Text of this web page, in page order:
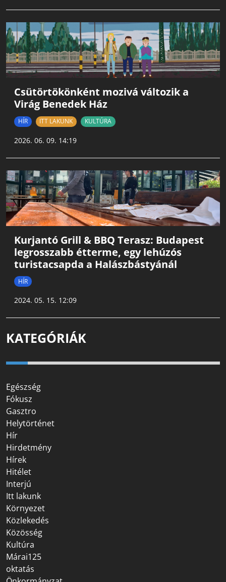
Csütörtökönként mozivá változik a
Virág Benedek Ház
HÍR ITT LAKUNK KULTÚRA
2026. 06. 09. 14:19
Kurjantó Grill & BBQ Terasz: Budapest
legrosszabb étterme, egy lehúzós
turistacsapda a Halászbástyánál
HÍR
2024. 05. 15. 12:09
KATEGÓRIÁK
Egészség
Fókusz
Gasztro
Helytörténet
Hír
Hirdetmény
Hírek
Hitélet
Interjú
Itt lakunk
Környezet
Közlekedés
Közösség
Kultúra
Márai125
oktatás